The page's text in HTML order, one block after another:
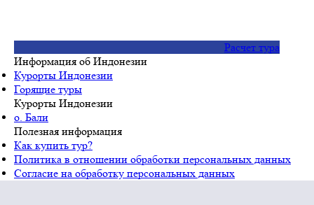
Расчет тура
Информация об Индонезии
Курорты Индонезии
Горящие туры
Курорты Индонезии
о. Бали
Полезная информация
Как купить тур?
Политика в отношении обработки персональных данных
Согласие на обработку персональных данных